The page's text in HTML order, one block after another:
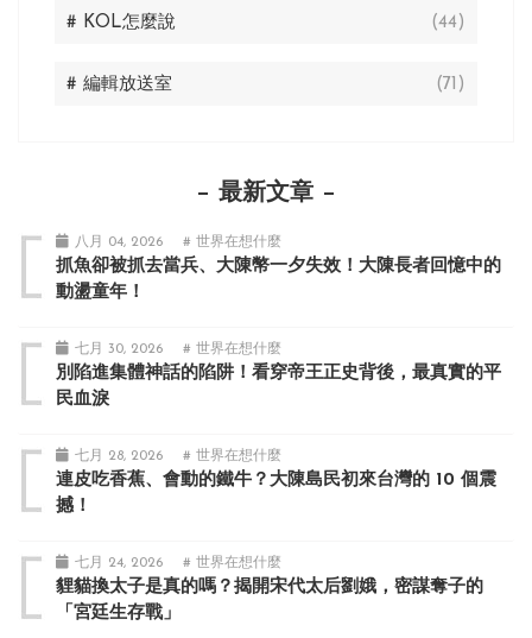
# KOL怎麼說 (44)
# 編輯放送室 (71)
最新文章
八月 04, 2026 # 世界在想什麼
抓魚卻被抓去當兵、大陳幣一夕失效！大陳長者回憶中的
動盪童年！
七月 30, 2026 # 世界在想什麼
別陷進集體神話的陷阱！看穿帝王正史背後，最真實的平
民血淚
七月 28, 2026 # 世界在想什麼
連皮吃香蕉、會動的鐵牛？大陳島民初來台灣的 10 個震
撼！
七月 24, 2026 # 世界在想什麼
貍貓換太子是真的嗎？揭開宋代太后劉娥，密謀奪子的
「宮廷生存戰」